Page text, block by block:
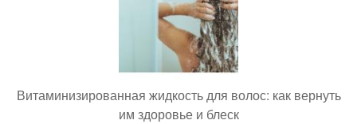
Витаминизированная жидкость для волос: как вернуть
им здоровье и блеск